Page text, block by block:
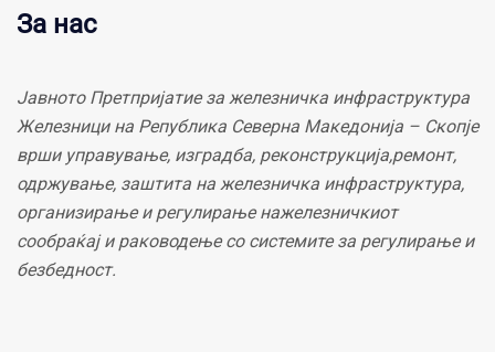
За нас
Јавното Претпријатие за железничка инфраструктура
Железници на Република Северна Македонија – Скопје
врши управување, изградба, реконструкција,ремонт,
одржување, заштита на железничка инфраструктура,
организирање и регулирање нажелезничкиот
сообраќај и раководење со системите за регулирање и
безбедност.